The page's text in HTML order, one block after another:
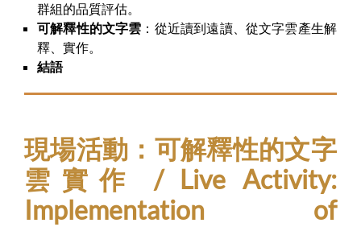
群組的品質評估。
可解釋性的文字雲 ：從近讀到遠讀、從文字雲產生解
釋、實作。
結語
現場活動：可解釋性的文字
雲實作 / Live Activity:
Implementation of